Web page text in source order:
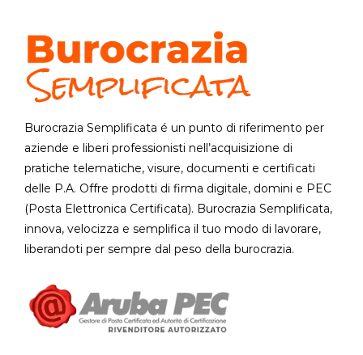
Burocrazia Semplificata é un punto di riferimento per
aziende e liberi professionisti nell’acquisizione di
pratiche telematiche, visure, documenti e certificati
delle P.A. Offre prodotti di firma digitale, domini e PEC
(Posta Elettronica Certificata). Burocrazia Semplificata,
innova, velocizza e semplifica il tuo modo di lavorare,
liberandoti per sempre dal peso della burocrazia.